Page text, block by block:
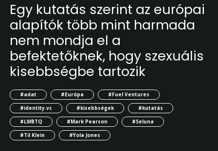
Egy kutatás szerint az európai
alapítók több mint harmada
nem mondja el a
befektetőknek, hogy szexuális
kisebbségbe tartozik
#adat #Európa
#Fuel Ventures
#identity.vc
#kisebbségek
#kutatás
#LMBTQ
#Mark Pearson
#Seluna
#Til Klein
#Yola Jones